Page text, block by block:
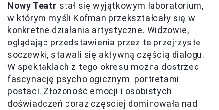
Nowy Teatr stał się wyjątkowym laboratorium,
w którym myśli Kofman przekształcały się w
konkretne działania artystyczne. Widzowie,
oglądając przedstawienia przez te przejrzyste
soczewki, stawali się aktywną częścią dialogu.
W spektaklach z tego okresu można dostrzec
fascynację psychologicznymi portretami
postaci. Złożoność emocji i osobistych
doświadczeń coraz częściej dominowała nad